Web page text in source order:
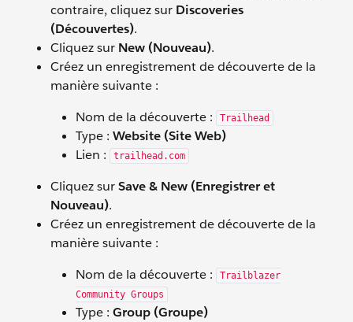
contraire, cliquez sur Discoveries
(Découvertes).
Cliquez sur New (Nouveau).
Créez un enregistrement de découverte de la
manière suivante :
Nom de la découverte :
Trailhead
Type : Website (Site Web)
Lien :
trailhead.com
Cliquez surSave & New (Enregistrer et
Nouveau).
Créez un enregistrement de découverte de la
manière suivante :
Nom de la découverte :
Trailblazer
Community Groups
Type : Group (Groupe)